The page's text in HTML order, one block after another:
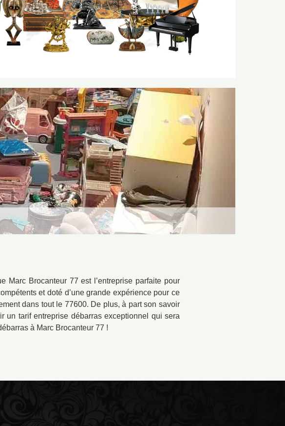
Marc Brocanteur 77 est l’entreprise parfaite pour
et doté d’une grande expérience pour ce
dans tout le 77600. De plus, à part son savoir
un tarif entreprise débarras exceptionnel qui sera
à Marc Brocanteur 77 !